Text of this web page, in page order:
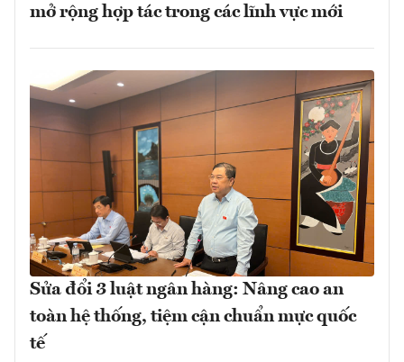
mở rộng hợp tác trong các lĩnh vực mới
Sửa đổi 3 luật ngân hàng: Nâng cao an
toàn hệ thống, tiệm cận chuẩn mực quốc
tế